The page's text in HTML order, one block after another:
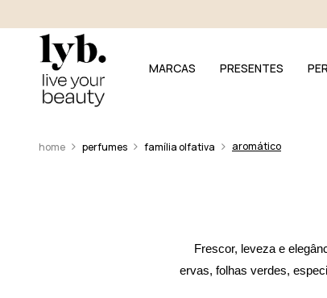
MARCAS PRESENTES
perfumes família olfativa aromático
Frescor, leveza e
ervas, folhas verdes,